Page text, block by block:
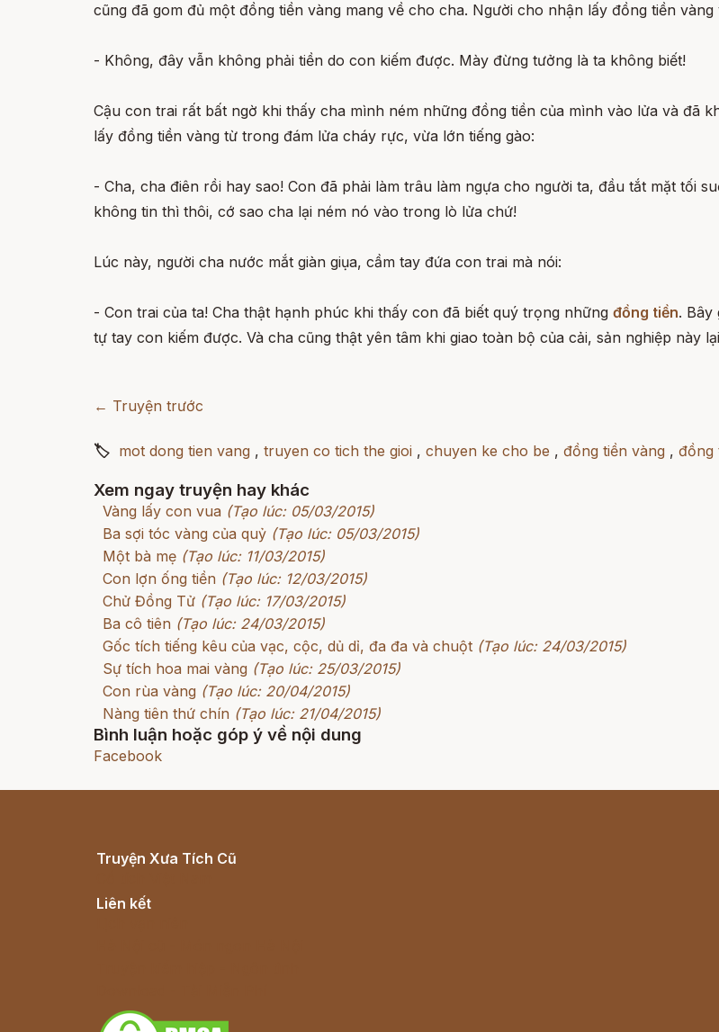
cũng đã gom đủ một đồng tiền vàng mang về cho cha. Người cho nhận lấy đồng tiền
- Không, đây vẫn không phải tiền do con kiếm được. Mày đừng tưởng là ta không biết!
Cậu con trai rất bất ngờ khi thấy cha mình ném những đồng tiền của mình vào lửa và đã
lấy đồng tiền vàng từ trong đám lửa cháy rực, vừa lớn tiếng gào:
- Cha, cha điên rồi hay sao! Con đã phải làm trâu làm ngựa cho người ta, đầu tắt mặt tối
không tin thì thôi, cớ sao cha lại ném nó vào trong lò lửa chứ!
Lúc này, người cha nước mắt giàn giụa, cầm tay đứa con trai mà nói:
- Con trai của ta! Cha thật hạnh phúc khi thấy con đã biết quý trọng những đồng tiền. Bây
tự tay con kiếm được. Và cha cũng thật yên tâm khi giao toàn bộ của cải, sản nghiệp này
← Truyện trước
🏷 mot dong tien vang , truyen co tich the gioi , chuyen ke cho be , đồng tiền vàng , đồng
Xem ngay truyện hay khác
Vàng lấy con vua (Tạo lúc: 05/03/2015)
Ba sợi tóc vàng của quỷ (Tạo lúc: 05/03/2015)
Một bà mẹ (Tạo lúc: 11/03/2015)
Con lợn ống tiền (Tạo lúc: 12/03/2015)
Chử Đồng Tử (Tạo lúc: 17/03/2015)
Ba cô tiên (Tạo lúc: 24/03/2015)
Gốc tích tiếng kêu của vạc, cộc, dủ dỉ, đa đa và chuột (Tạo lúc: 24/03/2015)
Sự tích hoa mai vàng (Tạo lúc: 25/03/2015)
Con rùa vàng (Tạo lúc: 20/04/2015)
Nàng tiên thứ chín (Tạo lúc: 21/04/2015)
Bình luận hoặc góp ý về nội dung
Facebook
Truyện Xưa Tích Cũ
Liên kết